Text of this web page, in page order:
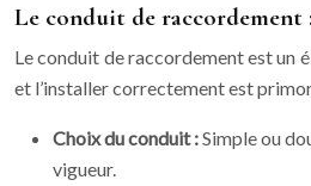
Le conduit de raccordement
Le conduit de raccordement est un
et l’installer correctement est
Choix du conduit :Simple ou
vigueur.